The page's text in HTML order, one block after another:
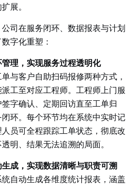
展。
司在服务闭环、数据报表与计划
字化重塑：
理，实现服务过程透明化
与客户自助扫码报修两种方式，
工至对应工程师。工程师上门服
字确认、定期回访直至工单归
环。每个环节均在系统中实时记
员可全程跟踪工单状态，彻底改
明、结果无法追溯的局面。
成，实现数据清晰与职责可溯
自动生成各维度统计报表，涵盖